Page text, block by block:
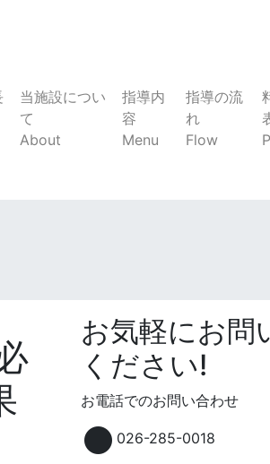
当施設につい
て
About
指導内
容
Menu
指導の流
れ
Flow
お気軽にお問
ください!
お電話でのお問い合わせ
026-285-0018